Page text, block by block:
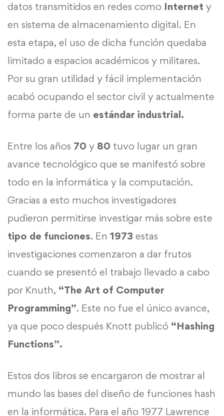
datos transmitidos en redes como Internet y
en sistema de almacenamiento digital. En
esta etapa, el uso de dicha función quedaba
limitado a espacios académicos y militares.
Por su gran utilidad y fácil implementación
acabó ocupando el sector civil y actualmente
forma parte de un estándar industrial.
Entre los años 70 y 80 tuvo lugar un gran
avance tecnológico que se manifestó sobre
todo en la informática y la computación.
Gracias a esto muchos investigadores
pudieron permitirse investigar más sobre este
tipo de funciones. En 1973 estas
investigaciones comenzaron a dar frutos
cuando se presentó el trabajo llevado a cabo
por Knuth, “The Art of Computer
Programming”. Este no fue el único avance,
ya que poco después Knott publicó “Hashing
Functions”.
Estos dos libros se encargaron de mostrar al
mundo las bases del diseño de funciones hash
en la informática. Para el año 1977 Lawrence